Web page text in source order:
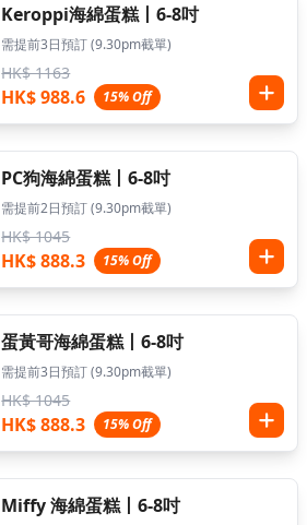
Keroppi海綿蛋糕丨6-8吋
需提前3日預訂 (9.30pm截單)
HK$ 1163
HK$ 988.6 15% Off
PC狗海綿蛋糕丨6-8吋
需提前2日預訂 (9.30pm截單)
HK$ 1045
HK$ 888.3 15% Off
蛋黃哥海綿蛋糕丨6-8吋
需提前3日預訂 (9.30pm截單)
HK$ 1045
HK$ 888.3 15% Off
Miffy 海綿蛋糕丨6-8吋